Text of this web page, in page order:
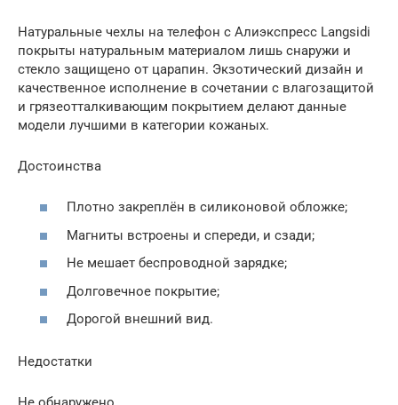
Натуральные чехлы на телефон с Алиэкспресс Langsidi
покрыты натуральным материалом лишь снаружи и
стекло защищено от царапин. Экзотический дизайн и
качественное исполнение в сочетании с влагозащитой
и грязеотталкивающим покрытием делают данные
модели лучшими в категории кожаных.
Достоинства
Плотно закреплён в силиконовой обложке;
Магниты встроены и спереди, и сзади;
Не мешает беспроводной зарядке;
Долговечное покрытие;
Дорогой внешний вид.
Недостатки